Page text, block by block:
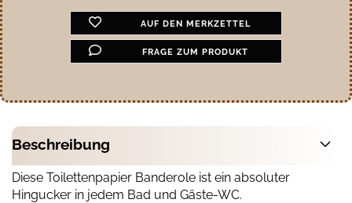
AUF DEN MERKZETTEL
FRAGE ZUM PRODUKT
Beschreibung
Diese Toilettenpapier Banderole ist ein absoluter
Hingucker in jedem Bad und Gäste-WC.